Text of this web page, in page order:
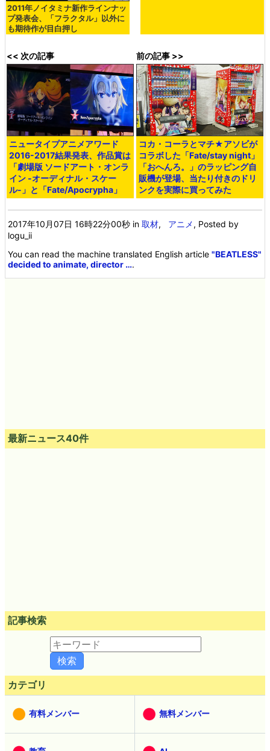
2011年ノイタミナ新作ラインナッ
プ発表会、「フラクタル」以外に
も期待作が目白押し
<< 次の記事
ニュータイプアニメアワード
2016-2017結果発表、作品賞は
「劇場版 ソードアート・オンラ
イン -オーディナル・スケー
ル-」と「Fate/Apocrypha」
前の記事 >>
コカ・コーラとマチ★アソビが
コラボした「Fate/stay night」
「おへんろ。」のラッピング自
販機が登場、当たり付きのドリ
ンクを実際に買ってみた
2017年10月07日 16時22分00秒 in取材, アニメ, Posted by
logu_ii
You can read the machine translated English article"BEATLESS"
decided to animate, director ….
最新ニュース40件
記事検索
カテゴリ
有料メンバー 無料メンバー